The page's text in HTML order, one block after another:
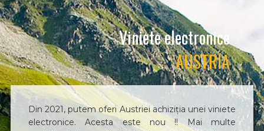
Viniete electronice
AUSTRIA
Din 2021, putem oferi Austriei achiziția unei viniete
electronice. Acesta este nou !! Mai multe